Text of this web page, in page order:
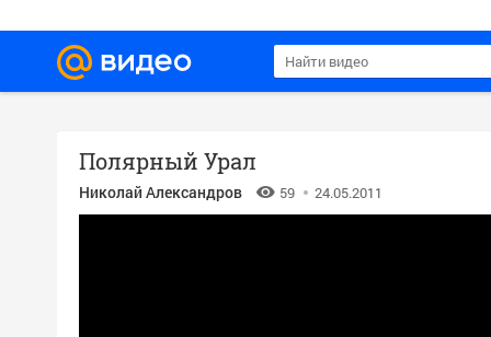
Полярный Урал
Николай Александров 59 24.05.2011